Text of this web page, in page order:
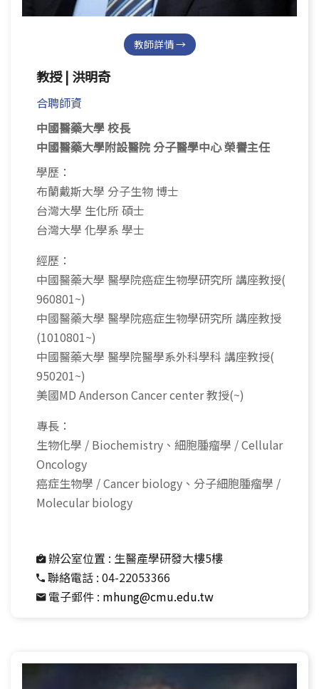
教師詳情 →
教授 | 洪明奇
合聘師資
中國醫藥大學 校長
中國醫藥大學附設醫院 分子醫學中心 榮譽主任
學歷：
布蘭戴斯大學 分子生物 博士
台灣大學 生化所 碩士
台灣大學 化學系 學士
經歷：
中國醫藥大學 醫學院癌症生物學研究所 講座教授(
960801~)
中國醫藥大學 醫學院癌症生物學研究所 講座教授
(1010801~)
中國醫藥大學 醫學院醫學系外科學科 講座教授(
950201~)
美國MD Anderson Cancer center 教授(~)
專長：
生物化學 / Biochemistry、細胞腫瘤學 / Cellular
Oncology
癌症生物學 / Cancer biology、分子細胞腫瘤學 /
Molecular biology
辦公室位置 : 生醫產學研發大樓5樓
聯絡電話 : 04-22053366
電子郵件 : mhung@cmu.edu.tw